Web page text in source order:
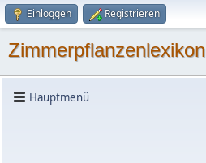
Einloggen Registrieren
Zimmerpflanzenlexikon
Hauptmenü